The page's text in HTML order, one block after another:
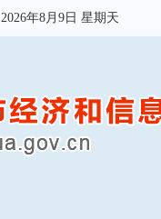
2026年8月9日 星期天